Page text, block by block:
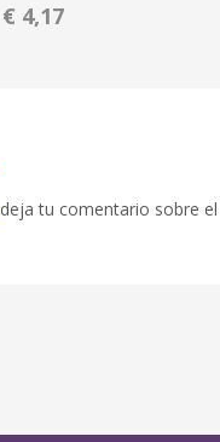
€ 4,17
deja tu comentario sobre el